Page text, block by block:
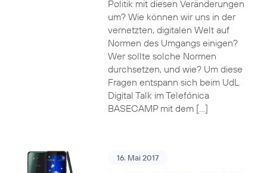
Politik mit diesen Veränderungen
um? Wie können wir uns in der
vernetzten, digitalen Welt auf
Normen des Umgangs einigen?
Wer sollte solche Normen
durchsetzen, und wie? Um diese
Fragen entspann sich beim UdL
Digital Talk im Telefónica
BASECAMP mit dem […]
16. Mai 2017